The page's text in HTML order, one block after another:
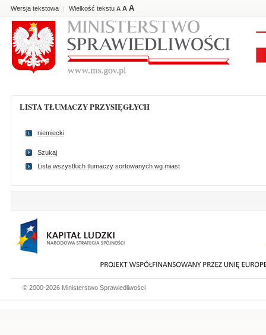
Wersja tekstowa | Wielkość tekstu A A A
LISTA TŁUMACZY PRZYSIĘGŁYCH
niemiecki
Szukaj
Lista wszystkich tlumaczy sortowanych wg miast
© 2000-2026 Ministerstwo Sprawiedliwości